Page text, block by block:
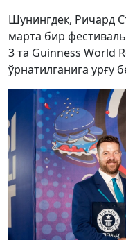
Шунингдек, Ричард
марта бир
3 та Guinness World
ўрнатилганига урғу